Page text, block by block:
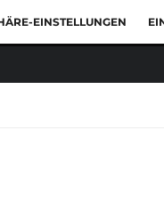
EINSTELLUNGEN